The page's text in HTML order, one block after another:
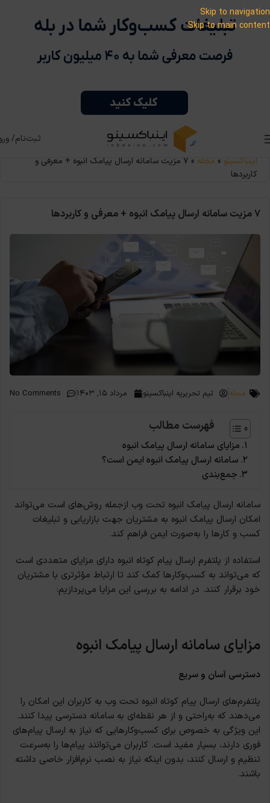
Skip to navigation
Skip to main content
ثبت‌نام/
اینباکسینو » مجله »
۷ مزیت سامانه‌ ارسال پیامک انبوه + معرفی و
کاربردها
۷ مزیت سامانه‌ ارسال پیامک انبوه + معرفی و کاربردها
مجله تیم تحریریه اینباکسینو مرداد ۱۵, ۱۴۰۳ No Comments
فهرست مطالب
مزایای سامانه‌ ارسال پیامک انبوه
سامانه‌ ارسال پیامک انبوه ایمن است؟
جمع‌بندی
سامانه‌ ارسال پیامک انبوه تحت وب ازجمله روش‌های است می‌تواند
امکان ارسال پیامک انبوه به مشتریان جهت بازاریابی و تبلیغات
کسب و کارها را به‌صورت ایمن فراهم کند.
استفاده از پلتفرم‌ ارسال پیام کوتاه انبوه دارای مزایای متعددی است
که می‌تواند به کسب‌وکارها کمک کند تا ارتباط مؤثرتری با مشتریان
خود برقرار کنند. در ادامه به بررسی این مزایا می‌پردازیم:
مزایای سامانه‌ ارسال پیامک انبوه
دسترسی آسان و سریع
پلتفرم‌های ارسال پیام کوتاه انبوه تحت وب به کاربران این امکان را
می‌دهند که به‌راحتی و از هر نقطه‌ای به سامانه دسترسی پیدا کنند.
این ویژگی به خصوص برای کسب‌وکارهایی که نیاز به ارسال پیام‌های
فوری دارند، بسیار مفید است. کاربران می‌توانند پیام‌ها را به‌سرعت
تنظیم و ارسال کنند، بدون اینکه نیاز به نصب نرم‌افزار خاصی داشته
باشند.